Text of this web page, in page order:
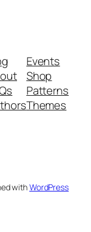
Events
Shop
Patterns
Themes
withWordPress